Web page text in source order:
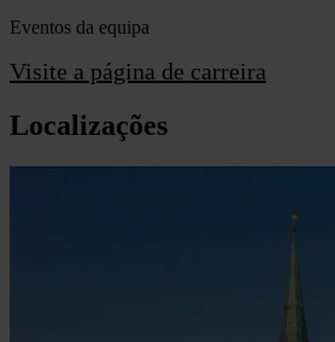
Eventos da equipa
Visite a página de carreira
Localizações